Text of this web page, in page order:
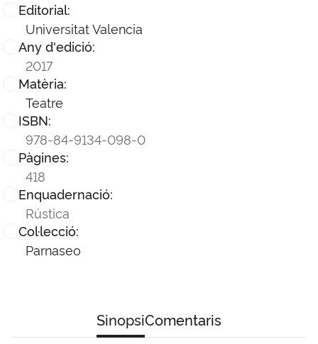
Editorial:
Universitat Valencia
Any d'edició:
2017
Matèria:
Teatre
ISBN:
978-84-9134-098-0
Pàgines:
418
Enquadernació:
Rústica
Col·lecció:
Parnaseo
SinopsiComentaris